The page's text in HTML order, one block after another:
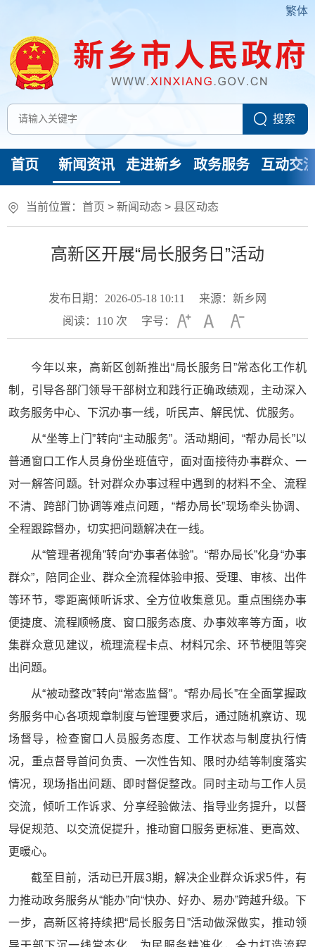
繁体
首页 新闻资讯 走进新乡 政务服务 互动交
当前位置： 首页 > 新闻动态 > 县区动态
高新区开展“局长服务日”活动
发布日期：2026-05-18 10:11
来源：新乡网
阅读： 110次 字号：
今年以来，高新区创新推出“局长服务日”常态化工作机
制，引导各部门领导干部树立和践行正确政绩观，主动深入
政务服务中心、下沉办事一线，听民声、解民忧、优服务。
从“坐等上门”转向“主动服务”。活动期间，“帮办局长”以
普通窗口工作人员身份坐班值守，面对面接待办事群众、一
对一解答问题。针对群众办事过程中遇到的材料不全、流程
不清、跨部门协调等难点问题，“帮办局长”现场牵头协调、
全程跟踪督办，切实把问题解决在一线。
从“管理者视角”转向“办事者体验”。“帮办局长”化身“办事
群众”，陪同企业、群众全流程体验申报、受理、审核、出件
等环节，零距离倾听诉求、全方位收集意见。重点围绕办事
便捷度、流程顺畅度、窗口服务态度、办事效率等方面，收
集群众意见建议，梳理流程卡点、材料冗余、环节梗阻等突
出问题。
从“被动整改”转向“常态监督”。“帮办局长”在全面掌握政
务服务中心各项规章制度与管理要求后，通过随机察访、现
场督导，检查窗口人员服务态度、工作状态与制度执行情
况，重点督导首问负责、一次性告知、限时办结等制度落实
情况，现场指出问题、即时督促整改。同时主动与工作人员
交流，倾听工作诉求、分享经验做法、指导业务提升，以督
导促规范、以交流促提升，推动窗口服务更标准、更高效、
更暖心。
截至目前，活动已开展3期，解决企业群众诉求5件，有
力推动政务服务从“能办”向“快办、好办、易办”跨越升级。下
一步，高新区将持续把“局长服务日”活动做深做实，推动领